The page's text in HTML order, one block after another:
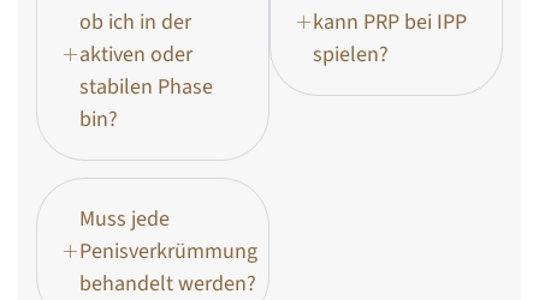
ob ich in der
aktiven oder
stabilen Phase
bin?
Muss jede
Penisverkrümmung
behandelt werden?
kann PRP bei IPP
spielen?